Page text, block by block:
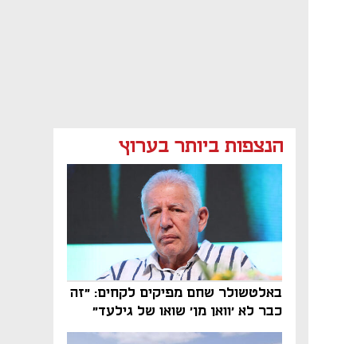
הנצפות ביותר בערוץ
באלטשולר שחם מפיקים לקחים: "זה
כבר לא 'וואן מן' שואו של גילעד"